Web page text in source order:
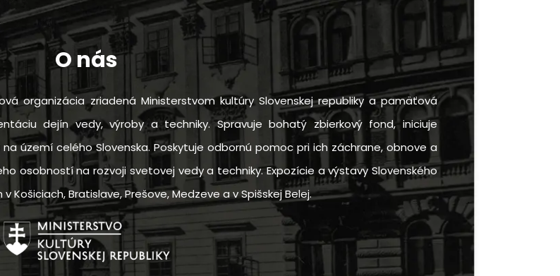
O nás
organizácia zriadená Ministerstvom kultúry Slovenskej republiky a pamäťová
dejín vedy, výroby a techniky. Spravuje bohatý zbierkový fond, iniciuje
území celého Slovenska. Poskytuje odbornú pomoc pri ich záchrane, obnove a
osobností na rozvoji svetovej vedy a techniky. Expozície a výstavy Slovenského
Bratislave, Prešove, Medzeve a v Spišskej Belej.